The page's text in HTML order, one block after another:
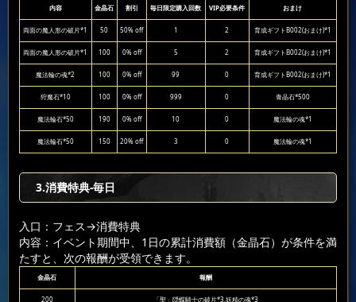
内容 金晶石 割引 毎日限定購入回数 VIP必要条件 おまけ
両面の魔人形の破片*1 50 50% off 1 2 育成ギフトB002(おまけ)*1
両面の魔人形の破片*1 100 0% off 5 2 育成ギフトB002(おまけ)*1
魔法輪の魂*2 100 0% off 99 0 育成ギフトB002(おまけ)*1
狩魔石*10 100 0% off 999 0 青晶石*500
魔法輪石*50 190 0% off 10 0 魔法輪の魂*1
魔法輪石*50 150 20% off 3 0 魔法輪の魂*1
3.消費特典-毎日
入口：フェス→消費特典
内容：イベント期間中、1日の累計消費額（金晶石）が条件を満
たすと、次の報酬が受領できます。
金晶石 報酬
200 「聖」隠蝶騎士の破片*3,妖精の魂*3